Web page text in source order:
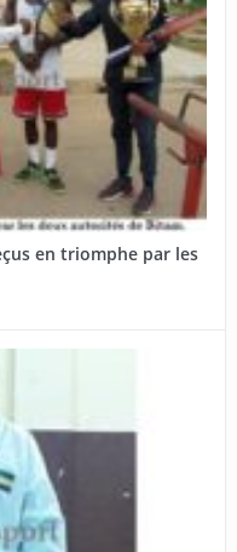
en triomphe par les